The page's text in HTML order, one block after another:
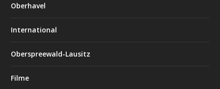
Oberhavel
International
Oberspreewald-Lausitz
Filme